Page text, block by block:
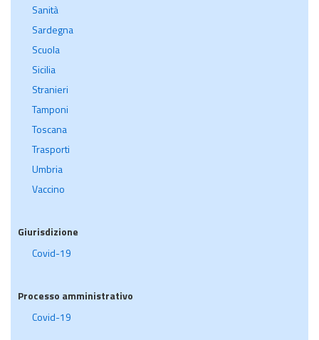
Sanità
Sardegna
Scuola
Sicilia
Stranieri
Tamponi
Toscana
Trasporti
Umbria
Vaccino
Giurisdizione
Covid-19
Processo amministrativo
Covid-19